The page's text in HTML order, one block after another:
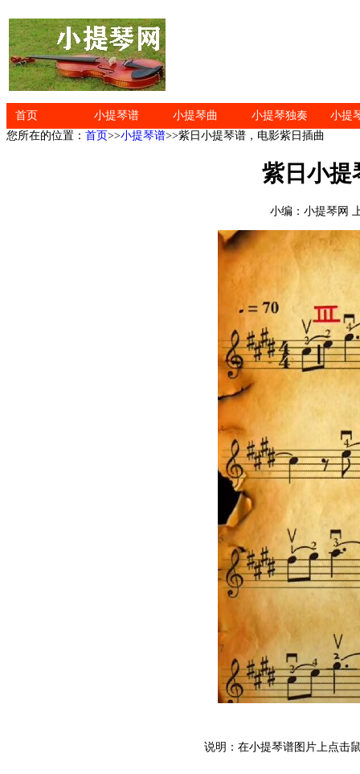
首页 小提琴谱 小提琴曲 小提琴独奏
小提
您所在的位置： 首页>>小提琴谱>>紫日小提琴谱，电影紫日插曲
紫日小提
小编：小提琴网
说明：在小提琴谱图片上点击